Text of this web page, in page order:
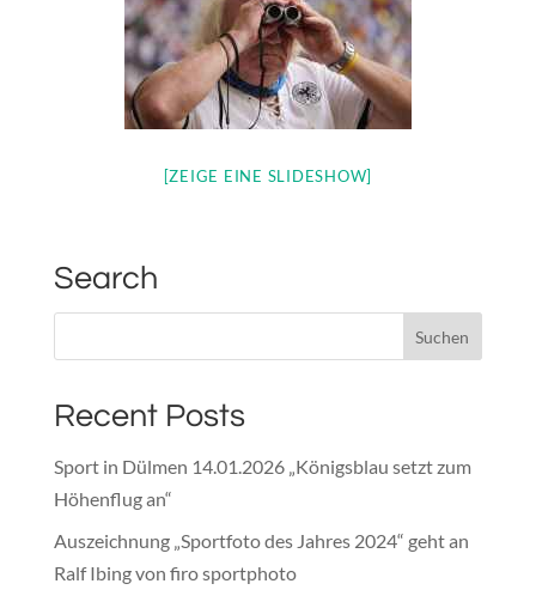
[ZEIGE EINE SLIDESHOW]
Search
Recent Posts
Sport in Dülmen 14.01.2026 „Königsblau setzt zum
Höhenflug an“
Auszeichnung „Sportfoto des Jahres 2024“ geht an
Ralf Ibing von firo sportphoto